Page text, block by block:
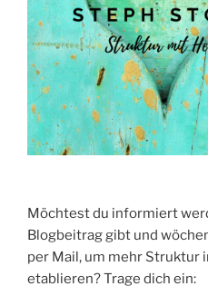
Möchtest du informiert
Blogbeitrag gibt und
per Mail, um mehr Struktur
etablieren? Trage dich ein: